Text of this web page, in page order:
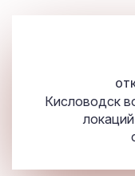
Кисловодск